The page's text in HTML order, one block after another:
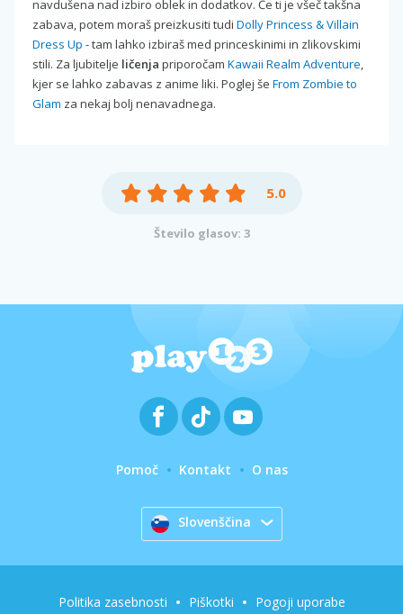
navdušena nad izbiro oblek in dodatkov. Če ti je všeč takšna
zabava, potem moraš preizkusiti tudi Dolly Princess & Villain
Dress Up - tam lahko izbiraš med princeskinimi in zlikovskimi
stili. Za ljubitelje ličenja priporočam Kawaii Realm Adventure,
kjer se lahko zabavas z anime liki. Poglej še From Zombie to
Glam za nekaj bolj nenavadnega.
5.0
Število glasov: 3
Pomoč Kontakt O nas
Slovenščina
Politika zasebnosti Piškotki Pogoji uporabe